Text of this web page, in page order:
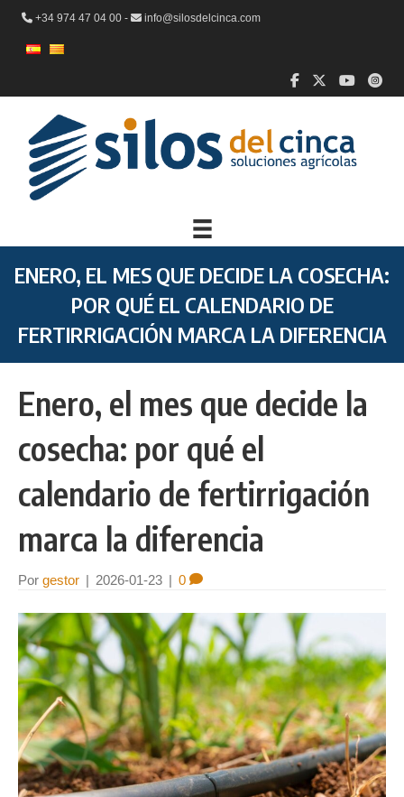
+34 974 47 04 00 - info@silosdelcinca.com
ENERO, EL MES QUE DECIDE LA COSECHA:
POR QUÉ EL CALENDARIO DE
FERTIRRIGACIÓN MARCA LA DIFERENCIA
Enero, el mes que decide la
cosecha: por qué el
calendario de fertirrigación
marca la diferencia
Por gestor 2026-01-23 0